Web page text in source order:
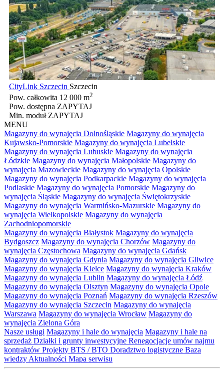
CityLink Szczecin Szczecin
Pow. całkowita 12 000 m2
Pow. dostępna ZAPYTAJ
Min. moduł ZAPYTAJ
MENU
Magazyny do wynajęcia Dolnośląskie Magazyny do wynajęcia
Kujawsko-Pomorskie Magazyny do wynajęcia Lubelskie
Magazyny do wynajęcia Lubuskie Magazyny do wynajęcia
Łódzkie Magazyny do wynajęcia Małopolskie Magazyny do
wynajęcia Mazowieckie Magazyny do wynajęcia Opolskie
Magazyny do wynajęcia Podkarpackie Magazyny do wynajęcia
Podlaskie Magazyny do wynajęcia Pomorskie Magazyny do
wynajęcia Śląskie Magazyny do wynajęcia Świętokrzyskie
Magazyny do wynajęcia Warmińsko-Mazurskie Magazyny do
wynajęcia Wielkopolskie Magazyny do wynajęcia
Zachodniopomorskie
Magazyny do wynajęcia Białystok Magazyny do wynajęcia
Bydgoszcz Magazyny do wynajęcia Chorzów Magazyny do
wynajęcia Częstochowa Magazyny do wynajęcia Gdańsk
Magazyny do wynajęcia Gdynia Magazyny do wynajęcia Gliwice
Magazyny do wynajęcia Kielce Magazyny do wynajęcia Kraków
Magazyny do wynajęcia Lublin Magazyny do wynajęcia Łódź
Magazyny do wynajęcia Olsztyn Magazyny do wynajęcia Opole
Magazyny do wynajęcia Poznań Magazyny do wynajęcia Rzeszów
Magazyny do wynajęcia Szczecin Magazyny do wynajęcia
Warszawa Magazyny do wynajęcia Wrocław Magazyny do
wynajęcia Zielona Góra
Nasze usługi Magazyny i hale do wynajęcia Magazyny i hale na
sprzedaż Działki i grunty inwestycyjne Renegocjacje umów najmu
kontraktów Projekty BTS / BTO Doradztwo logistyczne Baza
wiedzy Aktualności Mapa serwisu